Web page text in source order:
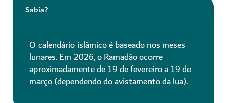
Sabia?
O calendário islâmico é baseado nos meses
lunares. Em 2026, o Ramadão ocorre
aproximadamente de 19 de fevereiro a 19 de
março (dependendo do avistamento da lua).